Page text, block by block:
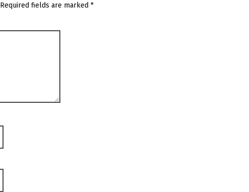
Required fields are marked *